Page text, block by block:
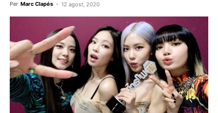
Per Marc Clapés - 12 agost, 2020